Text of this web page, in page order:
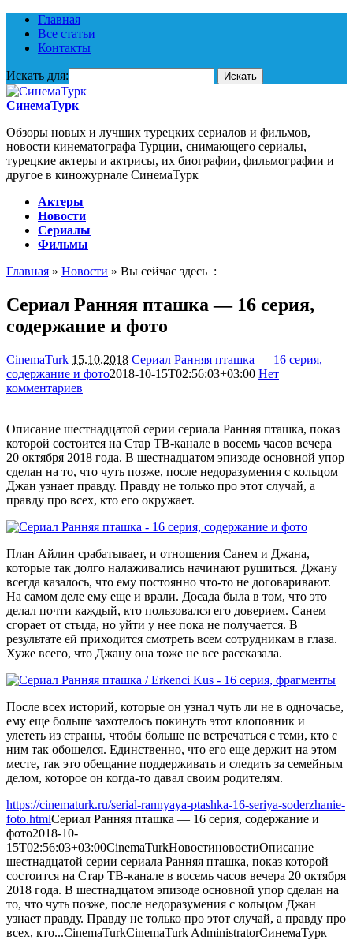
Главная
Все статьи
Контакты
Искать для:
СинемаТурк
Обзоры новых и лучших турецких сериалов и фильмов,
новости кинематографа Турции, снимающего сериалы,
турецкие актеры и актрисы, их биографии, фильмографии и
другое в киножурнале СинемаТурк
Актеры
Новости
Сериалы
Фильмы
Главная » Новости » Вы сейчас здесь :
Сериал Ранняя пташка — 16 серия,
содержание и фото
CinemaTurk 15.10.2018 Сериал Ранняя пташка — 16 серия,
содержание и фото2018-10-15T02:56:03+03:00 Нет
комментариев
Описание шестнадцатой серии сериала Ранняя пташка, показ
которой состоится на Стар ТВ-канале в восемь часов вечера
20 октября 2018 года. В шестнадцатом эпизоде основной упор
сделан на то, что чуть позже, после недоразумения с кольцом
Джан узнает правду. Правду не только про этот случай, а
правду про всех, кто его окружает.
План Айлин срабатывает, и отношения Санем и Джана,
которые так долго налаживались начинают рушиться. Джану
всегда казалось, что ему постоянно что-то не договаривают.
На самом деле ему еще и врали. Досада была в том, что это
делал почти каждый, кто пользовался его доверием. Санем
сгорает от стыда, но уйти у нее пока не получается. В
результате ей приходится смотреть всем сотрудникам в глаза.
Хуже всего, что Джану она тоже не все рассказала.
После всех историй, которые он узнал чуть ли не в одночасье,
ему еще больше захотелось покинуть этот клоповник и
улететь из страны, чтобы больше не встречаться с теми, кто с
ним так обошелся. Единственно, что его еще держит на этом
месте, так это обещание поддерживать и следить за семейным
делом, которое он когда-то давал своим родителям.
https://cinematurk.ru/serial-rannyaya-ptashka-16-seriya-soderzhanie-
foto.htmlСериал Ранняя пташка — 16 серия, содержание и
фото2018-10-
15T02:56:03+03:00CinemaTurkНовостиновостиОписание
шестнадцатой серии сериала Ранняя пташка, показ которой
состоится на Стар ТВ-канале в восемь часов вечера 20 октября
2018 года. В шестнадцатом эпизоде основной упор сделан на
то, что чуть позже, после недоразумения с кольцом Джан
узнает правду. Правду не только про этот случай, а правду про
всех, кто...CinemaTurkCinemaTurk AdministratorСинемаТурк